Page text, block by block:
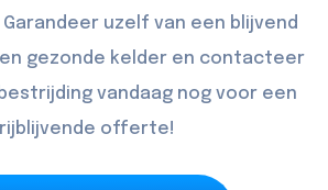
uzelf van een blijvend
gezonde kelder en contacteer
vandaag nog voor een
offerte!